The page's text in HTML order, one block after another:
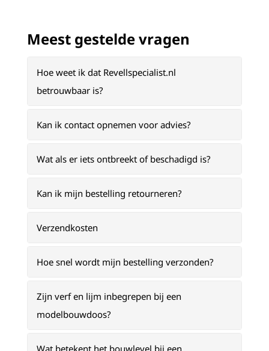
Meest gestelde vragen
Hoe weet ik dat Revellspecialist.nl
betrouwbaar is?
Kan ik contact opnemen voor advies?
Wat als er iets ontbreekt of beschadigd is?
Kan ik mijn bestelling retourneren?
Verzendkosten
Hoe snel wordt mijn bestelling verzonden?
Zijn verf en lijm inbegrepen bij een
modelbouwdoos?
Wat betekent het bouwlevel bij een